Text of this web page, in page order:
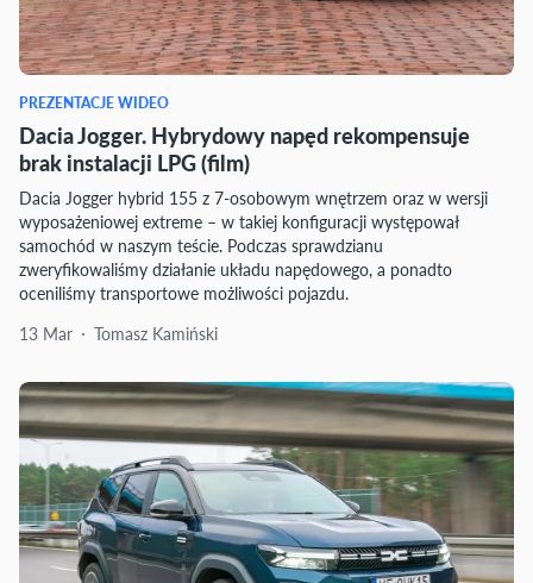
PREZENTACJE WIDEO
Dacia Jogger. Hybrydowy napęd rekompensuje
brak instalacji LPG (film)
Dacia Jogger hybrid 155 z 7-osobowym wnętrzem oraz w wersji
wyposażeniowej extreme – w takiej konfiguracji występował
samochód w naszym teście. Podczas sprawdzianu
zweryfikowaliśmy działanie układu napędowego, a ponadto
oceniliśmy transportowe możliwości pojazdu.
13 Mar
Tomasz Kamiński